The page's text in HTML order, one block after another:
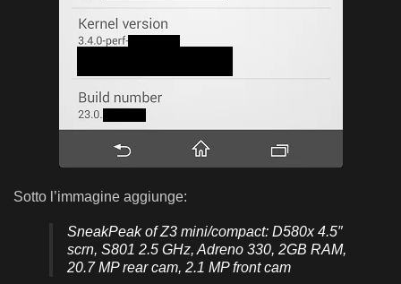
Sotto l’immagine aggiunge:
SneakPeak of Z3 mini/compact: D580x 4.5″
scrn, S801 2.5 GHz, Adreno 330, 2GB RAM,
20.7 MP rear cam, 2.1 MP front cam